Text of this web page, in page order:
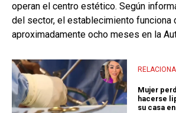
operan el centro estético. Según
del sector, el establecimiento funciona
aproximadamente ocho meses en la
Mujer
hacerse
su casa